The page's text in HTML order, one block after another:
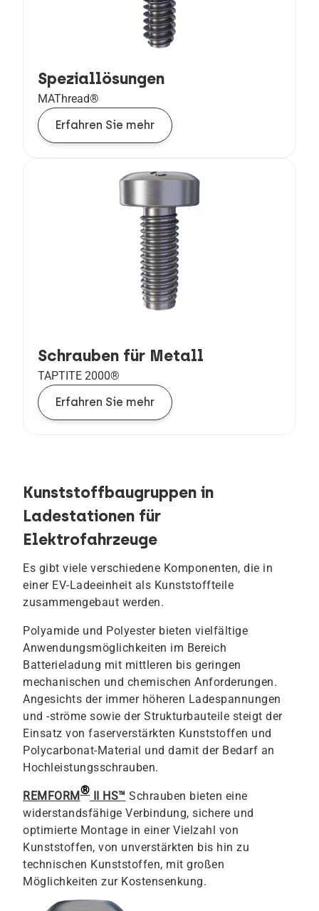
Speziallösungen
MAThread®
Erfahren Sie mehr
Schrauben für Metall
TAPTITE 2000®
Erfahren Sie mehr
Kunststoffbaugruppen in
Ladestationen für
Elektrofahrzeuge
Es gibt viele verschiedene Komponenten, die in
einer EV-Ladeeinheit als Kunststoffteile
zusammengebaut werden.
Polyamide und Polyester bieten vielfältige
Anwendungsmöglichkeiten im Bereich
Batterieladung mit mittleren bis geringen
mechanischen und chemischen Anforderungen.
Angesichts der immer höheren Ladespannungen
und -ströme sowie der Strukturbauteile steigt der
Einsatz von faserverstärkten Kunststoffen und
Polycarbonat-Material und damit der Bedarf an
Hochleistungsschrauben.
REMFORM® II HS™ Schrauben bieten eine
widerstandsfähige Verbindung, sichere und
optimierte Montage in einer Vielzahl von
Kunststoffen, von unverstärkten bis hin zu
technischen Kunststoffen, mit großen
Möglichkeiten zur Kostensenkung.